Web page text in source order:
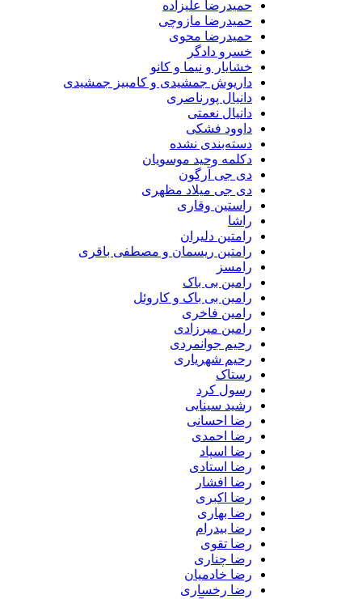
حمیدرضا علیزاده
حمیدرضا مازوچی
حمیدرضا محوی
خسرو دادگر
خشایار و نیما و کانو
داریوش جمشیدی و کامبیز جمشیدی
دانیال پورناصری
دانیال نعمتی
داوود فشکی
دسته‌بندی نشده
دکلمه وحید موسویان
دی جی آرگون
دی جی میلاد مظهری
راستین وقاری
راشا
رامتین دلیران
رامتین ریسمان و مصطفی باقری
رامسز
رامین بی باک
رامین بی باک و کاروئل
رامین فاخری
رامین میرزادی
رحیم جوانمردی
رحیم شهریاری
رستاک
رسول کرد
رشید سینایی
رضا احسانی
رضا احمدی
رضا اسپاد
رضا استادی
رضا افشار
رضا اکبری
رضا بهاری
رضا بیدرام
رضا تقوی
رضا چناری
رضا خادمیان
رضا رخساری